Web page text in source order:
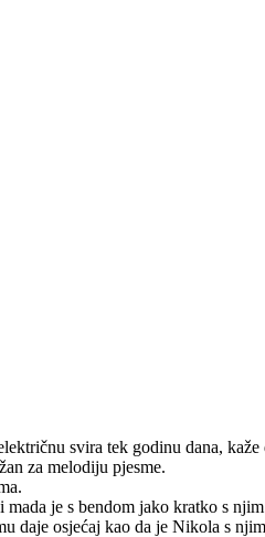
svira tek godinu dana,
za melodiju pjesme.
je s bendom jako kratko s
daje osjećaj kao da je Nikola s